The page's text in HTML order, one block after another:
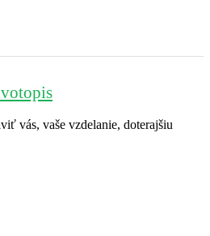
vás, vaše vzdelanie, doterajšiu